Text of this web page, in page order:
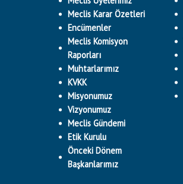
Meclis Karar Özetleri
Encümenler
Meclis Komisyon
Raporları
Muhtarlarımız
KVKK
Misyonumuz
Vizyonumuz
Meclis Gündemi
Etik Kurulu
Önceki Dönem
Başkanlarımız